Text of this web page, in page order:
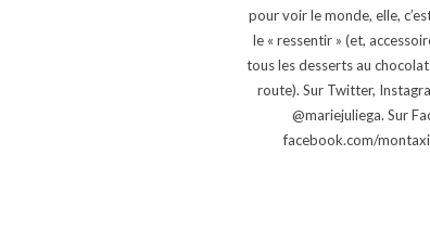
pour voir le monde, elle,
le « ressentir » (et,
tous les desserts au
route). Sur Twitter,
@mariejuliega. Sur
facebook.com/